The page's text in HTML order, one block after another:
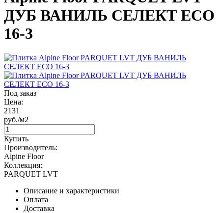
ДУБ ВАНИЛЬ СЕЛЕКТ ЕСО
16-3
Под заказ
Цена:
2131
руб./м2
Купить
Производитель:
Alpine Floor
Коллекция:
PARQUET LVT
Описание и характеристики
Оплата
Доставка